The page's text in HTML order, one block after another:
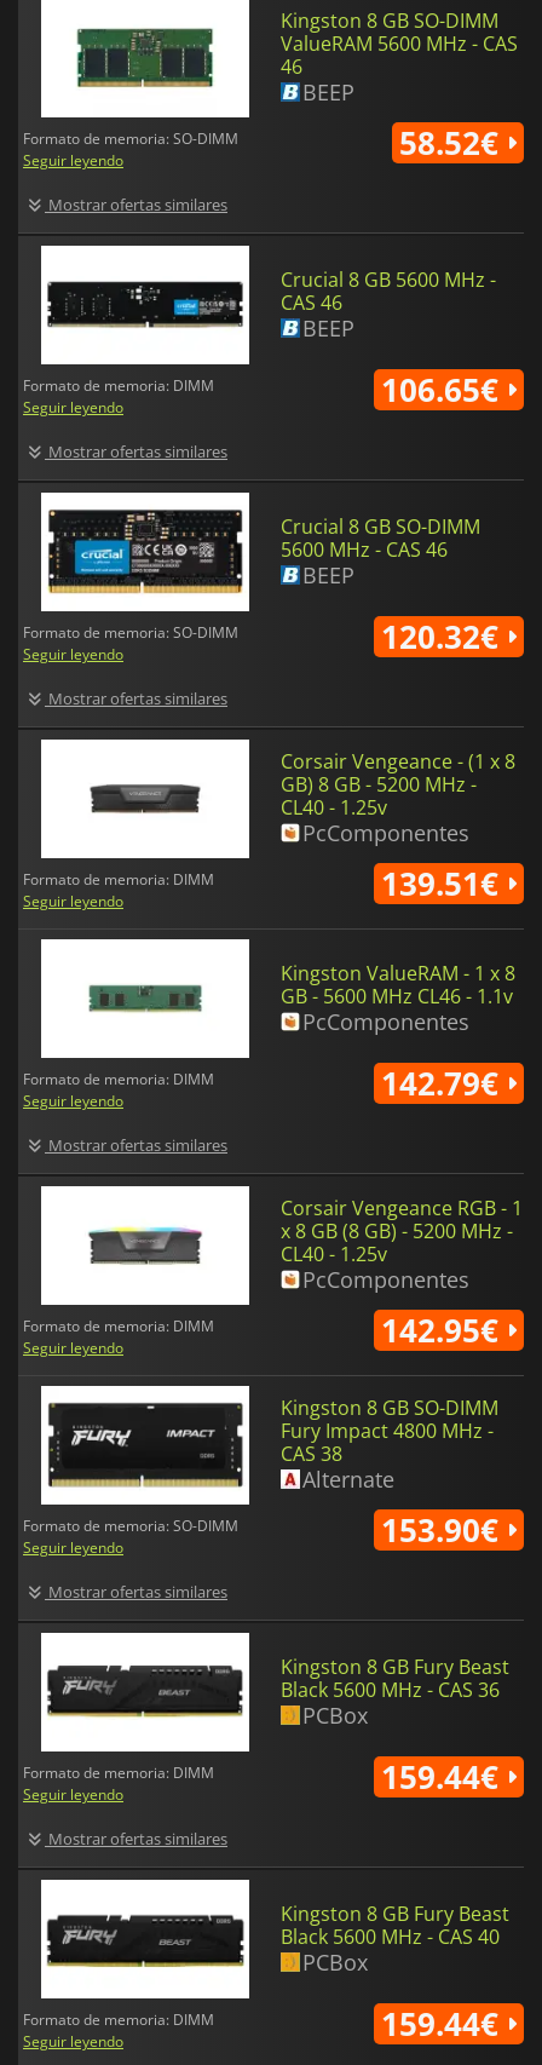
Kingston 8 GB SO-DIMM
ValueRAM 5600 MHz - CAS
46
BEEP
Formato de memoria: SO-DIMM
Seguir leyendo
Mostrar ofertas similares
58.52€
Crucial 8 GB 5600 MHz -
CAS 46
BEEP
Formato de memoria: DIMM
Seguir leyendo
Mostrar ofertas similares
106.65€
Crucial 8 GB SO-DIMM
5600 MHz - CAS 46
BEEP
Formato de memoria: SO-DIMM
Seguir leyendo
Mostrar ofertas similares
120.32€
Corsair Vengeance - (1 x 8
GB) 8 GB - 5200 MHz -
CL40 - 1.25v
PcComponentes
Formato de memoria: DIMM
Seguir leyendo
139.51€
Kingston ValueRAM - 1 x 8
GB - 5600 MHz CL46 - 1.1v
PcComponentes
Formato de memoria: DIMM
Seguir leyendo
Mostrar ofertas similares
142.79€
Corsair Vengeance RGB - 1
x 8 GB (8 GB) - 5200 MHz -
CL40 - 1.25v
PcComponentes
Formato de memoria: DIMM
Seguir leyendo
142.95€
Kingston 8 GB SO-DIMM
Fury Impact 4800 MHz -
CAS 38
Alternate
Formato de memoria: SO-DIMM
Seguir leyendo
Mostrar ofertas similares
153.90€
Kingston 8 GB Fury Beast
Black 5600 MHz - CAS 36
PCBox
Formato de memoria: DIMM
Seguir leyendo
Mostrar ofertas similares
159.44€
Kingston 8 GB Fury Beast
Black 5600 MHz - CAS 40
PCBox
Formato de memoria: DIMM
Seguir leyendo
159.44€